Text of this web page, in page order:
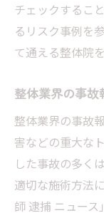
安心して
整体施
整体で
整体の
整体
整体院
業界最新
整体ニ
し方
チェックするこ
るリスク事例を
て通える整体院
整体業界の事
整体業界の事故
害などの重大な
した事故の多く
適切な施術方法
師 逮捕 ニュー